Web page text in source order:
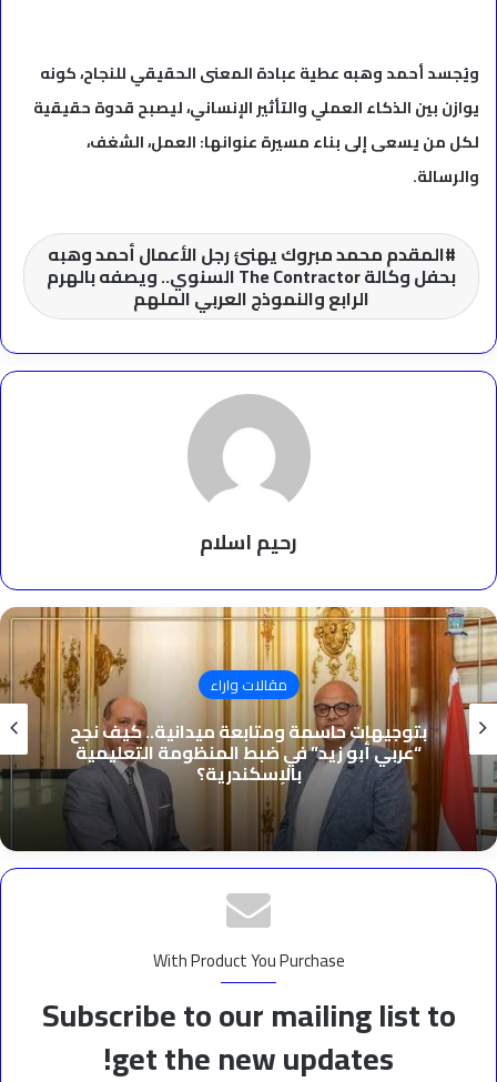
ويُجسد أحمد وهبه عطية عبادة المعنى الحقيقي للنجاح، كونه
يوازن بين الذكاء العملي والتأثير الإنساني، ليصبح قدوة حقيقية
لكل من يسعى إلى بناء مسيرة عنوانها: العمل، الشغف،
والرسالة.
المقدم محمد مبروك يهنئ رجل الأعمال أحمد وهبه
بحفل وكالة The Contractor السنوي.. ويصفه بالهرم
الرابع والنموذج العربي الملهم
رحيم اسلام
مقالات واراء
بتوجيهات حاسمة ومتابعة ميدانية.. كيف نجح
“عربي أبو زيد” في ضبط المنظومة التعليمية
بالإسكندرية؟
With Product You Purchase
Subscribe to our mailing list to
get the new updates!